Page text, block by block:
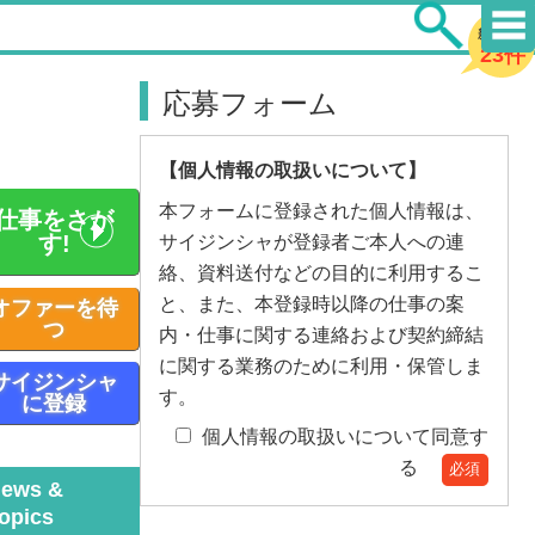
新着求人
23件
応募フォーム
【個人情報の取扱いについて】
本フォームに登録された個人情報は、
サイジンシャが登録者ご本人への連
絡、資料送付などの目的に利用するこ
と、また、本登録時以降の仕事の案
内・仕事に関する連絡および契約締結
に関する業務のために利用・保管しま
す。
個人情報の取扱いについて同意す
る
必須
事をさが
す!
ファーを待
つ
イジンシャ
に登録
&